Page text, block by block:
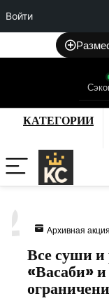
Войти
КАТЕГОРИИ
Архивная акция
Все суши и
«Васаби»